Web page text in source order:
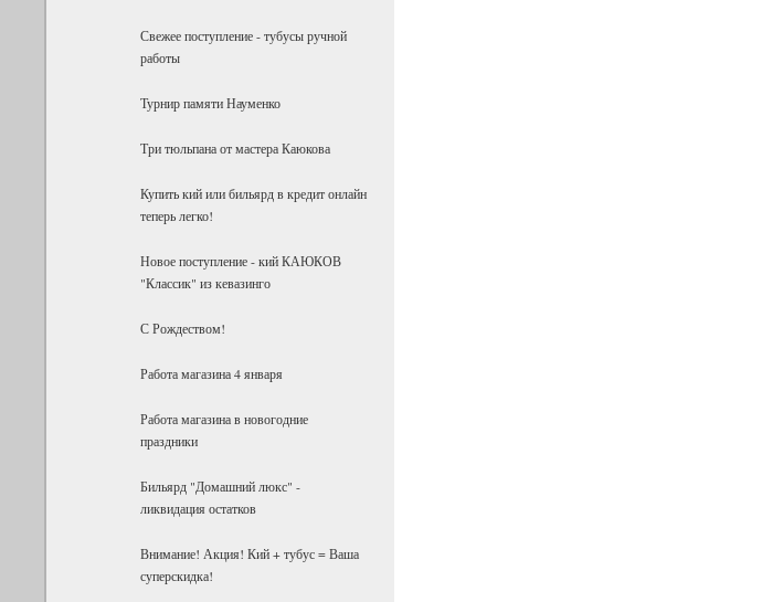
Свежее поступление - тубусы ручной
работы
Турнир памяти Науменко
Три тюльпана от мастера Каюкова
Купить кий или бильярд в кредит онлайн
теперь легко!
Новое поступление - кий КАЮКОВ
"Классик" из кевазинго
С Рождеством!
Работа магазина 4 января
Работа магазина в новогодние
праздники
Бильярд "Домашний люкс" -
ликвидация остатков
Внимание! Акция! Кий + тубус = Ваша
суперскидка!